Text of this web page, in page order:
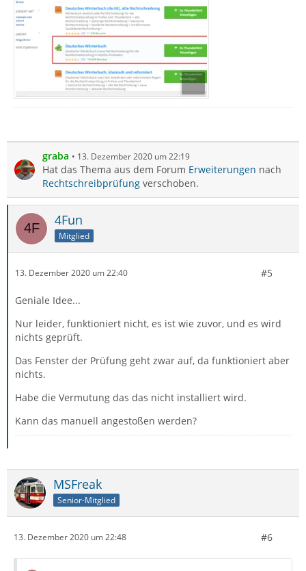
graba 13. Dezember 2020 um 22:19
Hat das Thema aus dem Forum Erweiterungen nach
Rechtschreibprüfung verschoben.
4Fun
Mitglied
13. Dezember 2020 um 22:40 #5
Geniale Idee...
Nur leider, funktioniert nicht, es ist wie zuvor, und es wird
nichts geprüft.
Das Fenster der Prüfung geht zwar auf, da funktioniert aber
nichts.
Habe die Vermutung das das nicht installiert wird.
Kann das manuell angestoßen werden?
MSFreak
Senior-Mitglied
13. Dezember 2020 um 22:48 #6